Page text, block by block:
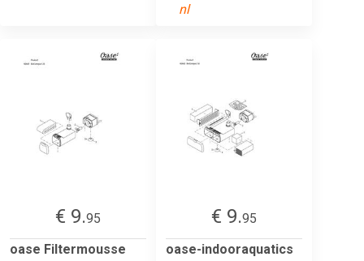
nl
€ 9.95
oase Filtermousse
€ 9.95
oase-indooraquatics